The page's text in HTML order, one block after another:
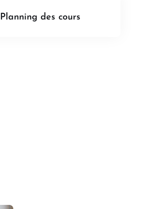
Planning des cours